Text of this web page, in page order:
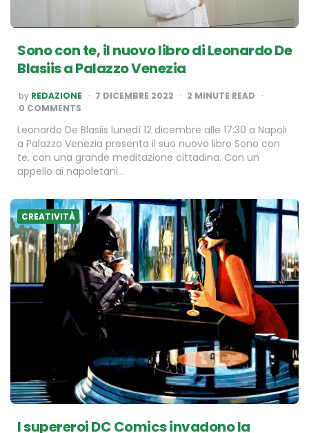
Sono con te, il nuovo libro di Leonardo De
Blasiis a Palazzo Venezia
POSTED
BY
by REDAZIONE 7 DICEMBRE 2022 2 MINUTE READ
0 COMMENTS
Leonardo De Blasiis lunedì 12 dicembre alle 17:30 a Napoli
a Palazzo Venezia presenta il suo nuovo libro Sono con
te, con una grande meditazione cittadina. Con un
appello ai napoletani…
CREATIVITÀ
I supereroi DC Comics invadono la